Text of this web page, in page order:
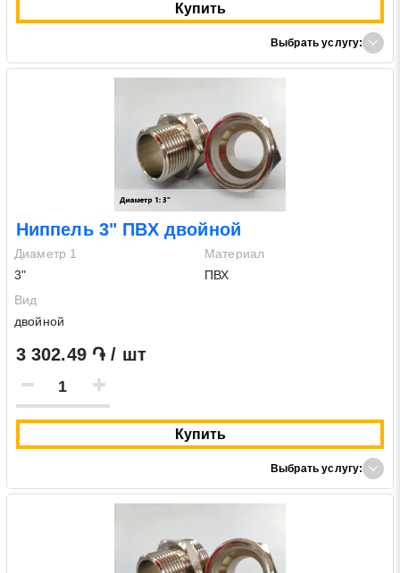
Купить
Выбрать услугу:
Ниппель 3" ПВХ двойной
Диаметр 1
3"
Материал
ПВХ
Вид
двойной
3 302.49 ֏ / шт
Купить
Выбрать услугу:
Заявка на обратный звонок